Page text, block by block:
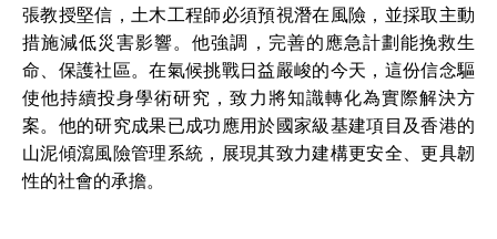
張教授堅信，土木工程師必須預視潛在風險，並採取主動
措施減低災害影響。他強調，完善的應急計劃能挽救生
命、保護社區。在氣候挑戰日益嚴峻的今天，這份信念驅
使他持續投身學術研究，致力將知識轉化為實際解決方
案。他的研究成果已成功應用於國家級基建項目及香港的
山泥傾瀉風險管理系統，展現其致力建構更安全、更具韌
性的社會的承擔。